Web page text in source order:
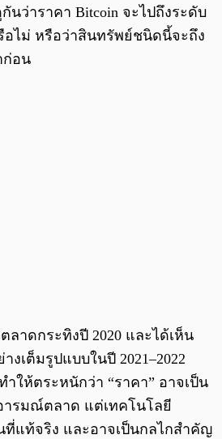
นว่าราคา Bitcoin จะไปถึงระดับ
อไม่ หรือว่าสินทรัพย์ชนิดนี้จะถึง
ก่อน
ลาดกระทิงปี 2020 และได้เห็น
งเต็มรูปแบบในปี 2021–2022
ให้ตระหนักว่า “ราคา” อาจเป็น
ารมณ์ตลาด แต่เทคโนโลยี
ที่แท้จริง และอาจเป็นกลไกสำคัญ